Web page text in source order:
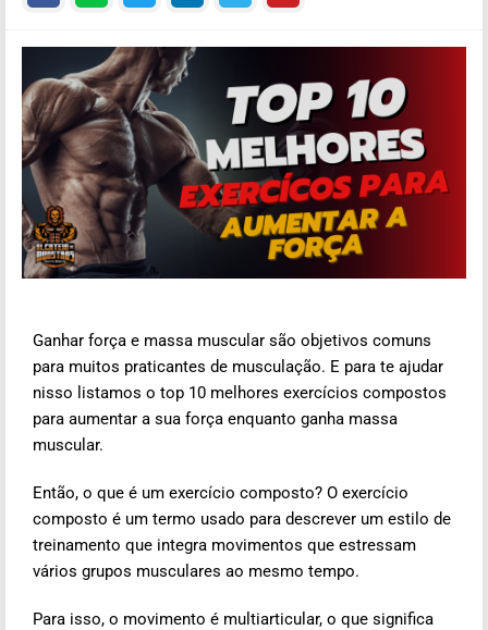
Ganhar força e massa muscular são objetivos comuns
para muitos praticantes de musculação. E para te ajudar
nisso listamos o top 10 melhores exercícios compostos
para aumentar a sua força enquanto ganha massa
muscular.
Então, o que é um exercício composto? O exercício
composto é um termo usado para descrever um estilo de
treinamento que integra movimentos que estressam
vários grupos musculares ao mesmo tempo.
Para isso, o movimento é multiarticular, o que significa